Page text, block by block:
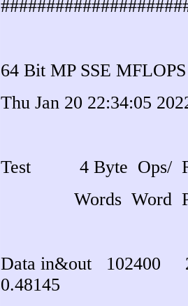
64 Bit MP SSE
Thu Jan 20 22:34:05
Test 4 Byte Ops/
Words Word
Data in&out 102400
0.48145